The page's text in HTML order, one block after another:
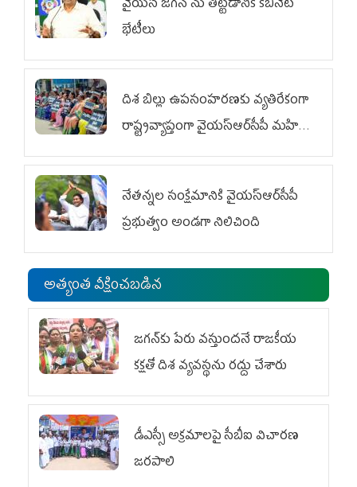
భేటీలు
దిశ బిల్లు ఉపసంహరణకు వ్యతిరేకంగా
రాష్ట్రవ్యాప్తంగా వైయ‌స్ఆర్‌సీపీ మహిళా
విభాగం ఆందోళనలు
నేతన్నల సంక్షేమానికి వైయ‌స్ఆర్‌సీపీ
ప్రభుత్వం అండగా నిలిచింది
అత్యంత వీక్షించబడిన
జగన్‌కు పేరు వస్తుందనే రాజకీయ
కక్షతో దిశ వ్య‌వ‌స్థ‌ను రద్దు చేశారు
డీఎస్సీ అక్రమాలపై సీబీఐ విచారణ
జరపాలి